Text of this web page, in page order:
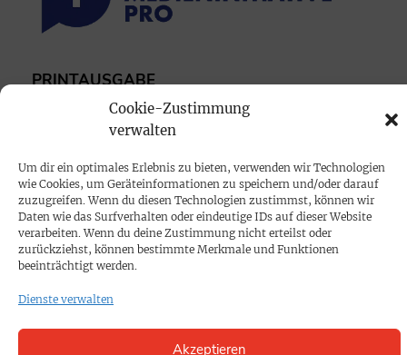
Cookie-Zustimmung
verwalten
Um dir ein optimales Erlebnis zu bieten, verwenden wir Technologien
wie Cookies, um Geräteinformationen zu speichern und/oder darauf
zuzugreifen. Wenn du diesen Technologien zustimmst, können wir
Daten wie das Surfverhalten oder eindeutige IDs auf dieser Website
verarbeiten. Wenn du deine Zustimmung nicht erteilst oder
zurückziehst, können bestimmte Merkmale und Funktionen
beeinträchtigt werden.
Dienste verwalten
Akzeptieren
PRINTAUSGABE
Mediadaten
PROKOMPAKT
Impressum
SPENDEN
Datenschutz